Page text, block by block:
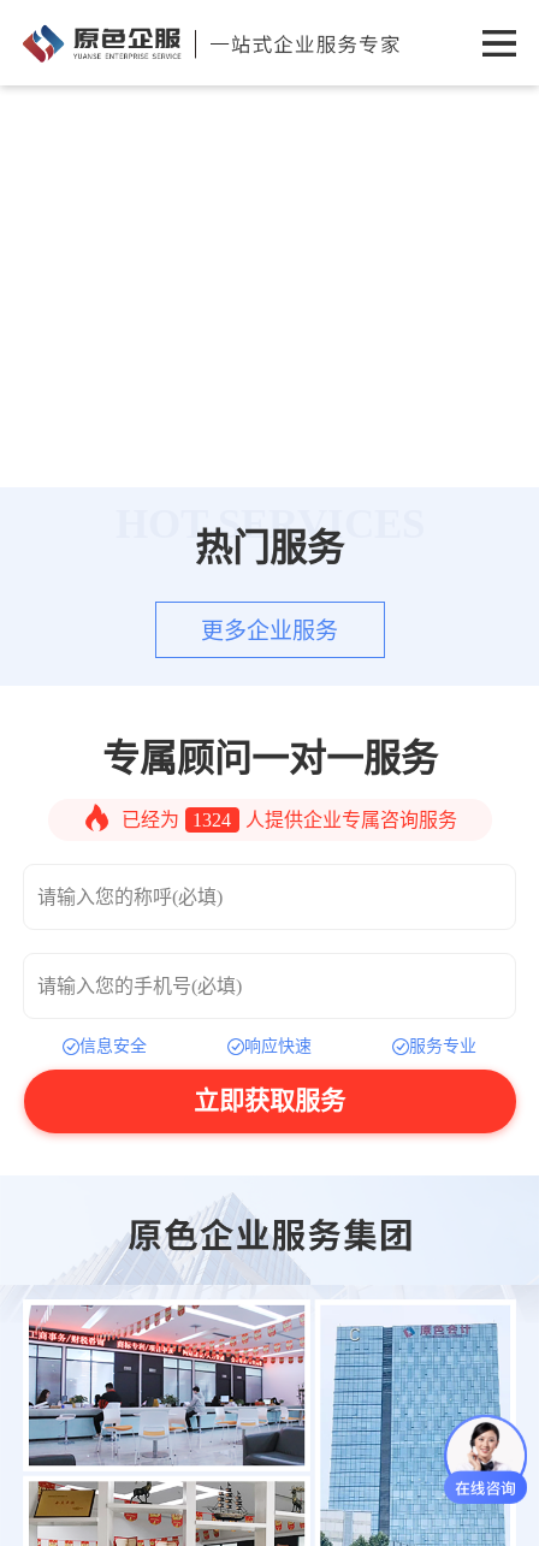
HOT SERVICES
热门服务
更多企业服务
专属顾问一对一服务
已经为 1324 人提供企业专属咨询服务
请输入您的称呼(必填)
请输入您的手机号(必填)
信息安全 响应快速 服务专业
立即获取服务